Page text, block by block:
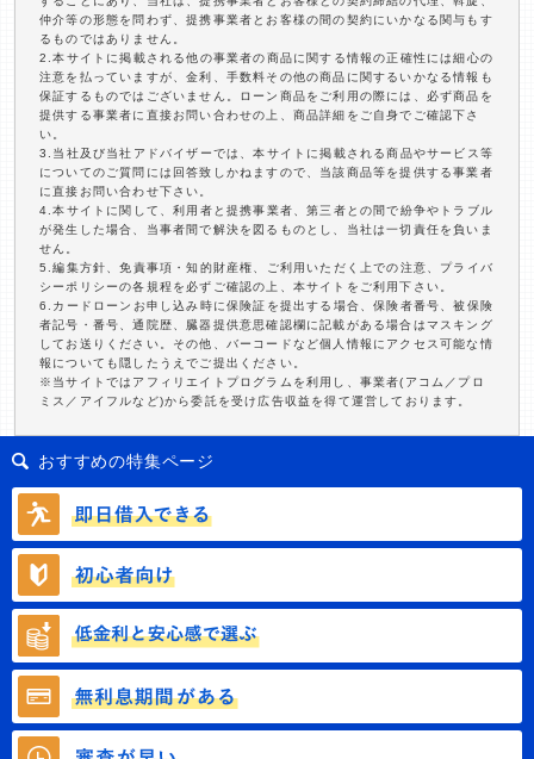
仲介等の形態を問わず、提携事業者とお客様の間の契約にいかなる関与もす
るものではありません。
2.本サイトに掲載される他の事業者の商品に関する情報の正確性には細心の
注意を払っていますが、金利、手数料その他の商品に関するいかなる情報も
保証するものではございません。ローン商品をご利用の際には、必ず商品を
提供する事業者に直接お問い合わせの上、商品詳細をご自身でご確認下さ
い。
3.当社及び当社アドバイザーでは、本サイトに掲載される商品やサービス等
についてのご質問には回答致しかねますので、当該商品等を提供する事業者
に直接お問い合わせ下さい。
4.本サイトに関して、利用者と提携事業者、第三者との間で紛争やトラブル
が発生した場合、当事者間で解決を図るものとし、当社は一切責任を負いま
せん。
5.編集方針、免責事項・知的財産権、ご利用いただく上での注意、プライバ
シーポリシーの各規程を必ずご確認の上、本サイトをご利用下さい。
6.カードローンお申し込み時に保険証を提出する場合、保険者番号、被保険
者記号・番号、通院歴、臓器提供意思確認欄に記載がある場合はマスキング
してお送りください。その他、バーコードなど個人情報にアクセス可能な情
報についても隠したうえでご提出ください。
※当サイトではアフィリエイトプログラムを利用し、事業者(アコム／プロ
ミス／アイフルなど)から委託を受け広告収益を得て運営しております。
おすすめの特集ページ